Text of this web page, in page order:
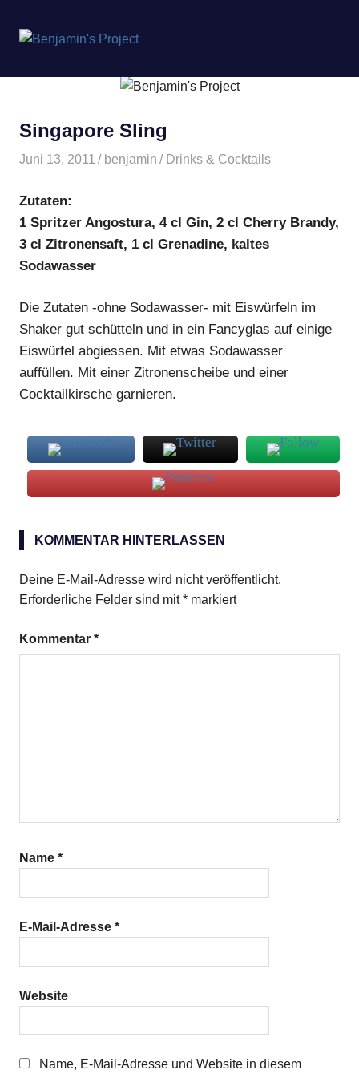
springen
Project
Singapore Sling
Juni 13, 2011 benjamin Drinks & Cocktails
Zutaten:
1 Spritzer Angostura, 4 cl Gin, 2 cl Cherry Brandy,
3 cl Zitronensaft, 1 cl Grenadine, kaltes
Sodawasser
Die Zutaten -ohne Sodawasser- mit Eiswürfeln im
Shaker gut schütteln und in ein Fancyglas auf einige
Eiswürfel abgiessen. Mit etwas Sodawasser
auffüllen. Mit einer Zitronenscheibe und einer
Cocktailkirsche garnieren.
Sling
KOMMENTAR HINTERLASSEN
Deine E-Mail-Adresse wird nicht veröffentlicht.
Erforderliche Felder sind mit* markiert
Kommentar *
Name *
E-Mail-Adresse *
Website
Name, E-Mail-Adresse und Website in diesem